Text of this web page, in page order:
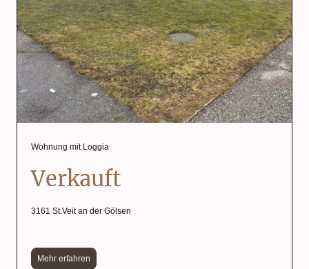
Wohnung mit Loggia
Verkauft
3161 St.Veit an der Gölsen
Mehr erfahren